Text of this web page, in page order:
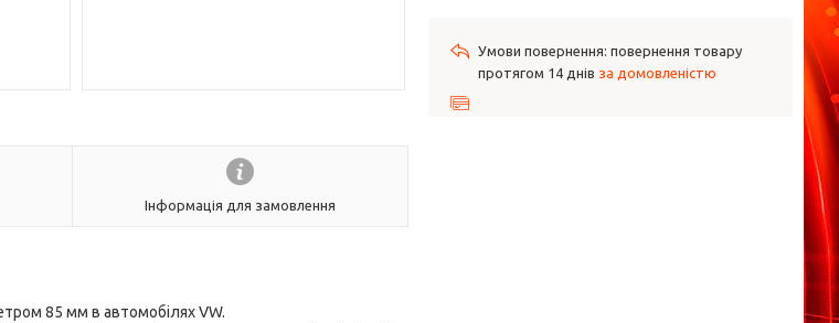
Інформація для замовлення
85 мм в автомобілях VW.
повернення товару
протягом 14 днів за домовленістю